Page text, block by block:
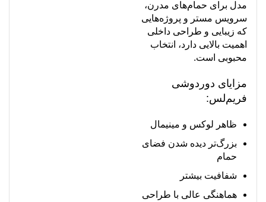
مدل برای حمام‌های مدرن،
سرویس مستر و پروژه‌هایی
که زیبایی و طراحی داخلی
اهمیت بالایی دارد، انتخاب
محبوبی است.
مزایای دوردوشی
فریم‌لس:
ظاهر لوکس و مینیمال
بزرگ‌تر دیده شدن فضای
حمام
شفافیت بیشتر
هماهنگی عالی با طراحی